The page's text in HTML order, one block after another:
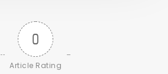
0
Article Rating